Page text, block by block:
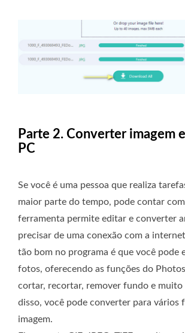
Parte 2. Converter imagem
PC
Se você é uma pessoa que realiza
maior parte do tempo, pode contar
ferramenta permite editar e converter
precisar de uma conexão com a
tão bom no programa é que você pode
fotos, oferecendo as funções do
cortar, recortar, remover fundo e muito
disso, você pode converter para vários
imagem.